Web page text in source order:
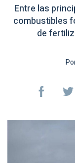
Entre las
combustibles
de